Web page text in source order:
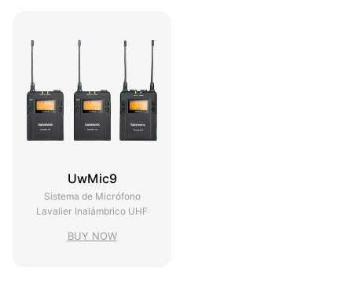
UwMic9
Sistema de Micrófono
Lavalier Inalámbrico UHF
BUY NOW